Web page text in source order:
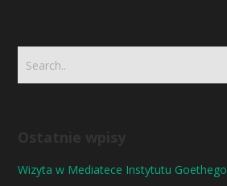
Wizyta w Mediatece Instytutu Goethego